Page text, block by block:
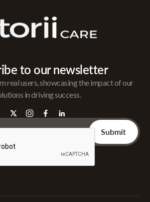
to our newsletter
real users, showcasing the impact of our
in driving success.